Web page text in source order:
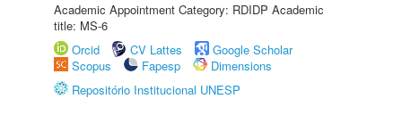
Academic Appointment Category: RDIDP Academic
title: MS-6
Orcid
CV Lattes
Google Scholar
Scopus
Fapesp
Dimensions
Repositório Institucional UNESP